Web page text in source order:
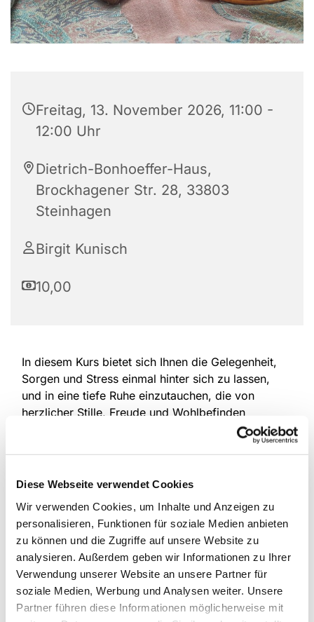
Diese Webseite verwendet Cookies
Wir verwenden Cookies, um Inhalte und Anzeigen zu
personalisieren, Funktionen für soziale Medien anbieten
zu können und die Zugriffe auf unsere Website zu
analysieren. Außerdem geben wir Informationen zu Ihrer
Verwendung unserer Website an unsere Partner für
soziale Medien, Werbung und Analysen weiter. Unsere
Partner führen diese Informationen möglicherweise mit
Freitag, 13. November 2026, 11:00 -
12:00 Uhr
Dietrich-Bonhoeffer-Haus,
Brockhagener Str. 28, 33803
Steinhagen
Birgit Kunisch
10,00
In diesem Kurs bietet sich Ihnen die Gelegenheit,
Sorgen und Stress einmal hinter sich zu lassen,
und in eine tiefe Ruhe einzutauchen, die von
herzlicher Stille, Freude und Wohlbefinden
getragen ist. Atembewusstheits- und achtsame
beruhigen. Dieser Kurs ist so gestaltet, dass Sie
mitmachen können. Einfach ausprobieren! Ich
freue mich auf Sie!
Mitbringen: Bequeme Kleidung, warme Socken,
eine Decke, wenn vorhanden ein Meditationskissen
oder -bänkchen. Sie können auch auf einem Stuhl
sitzen, der ist natürlich da.